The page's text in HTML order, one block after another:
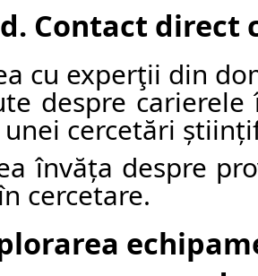
d. Contact direct
cu experţii din
despre
cercetări
învăța despre
cercetare.